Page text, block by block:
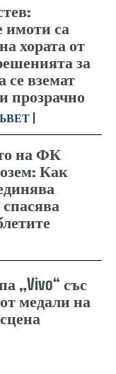
са
хората от
за
се вземат
прозрачно
на ФК
Как
„Vivo“ със
медали на